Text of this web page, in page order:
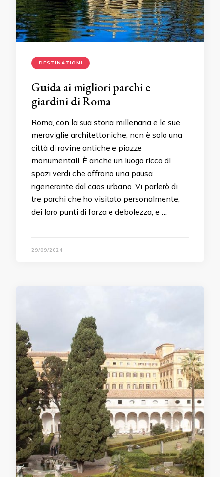
DESTINAZIONI
Guida ai migliori parchi e
giardini di Roma
Roma, con la sua storia millenaria e le sue
meraviglie architettoniche, non è solo una
città di rovine antiche e piazze
monumentali. È anche un luogo ricco di
spazi verdi che offrono una pausa
rigenerante dal caos urbano. Vi parlerò di
tre parchi che ho visitato personalmente,
dei loro punti di forza e debolezza, e …
29/09/2024